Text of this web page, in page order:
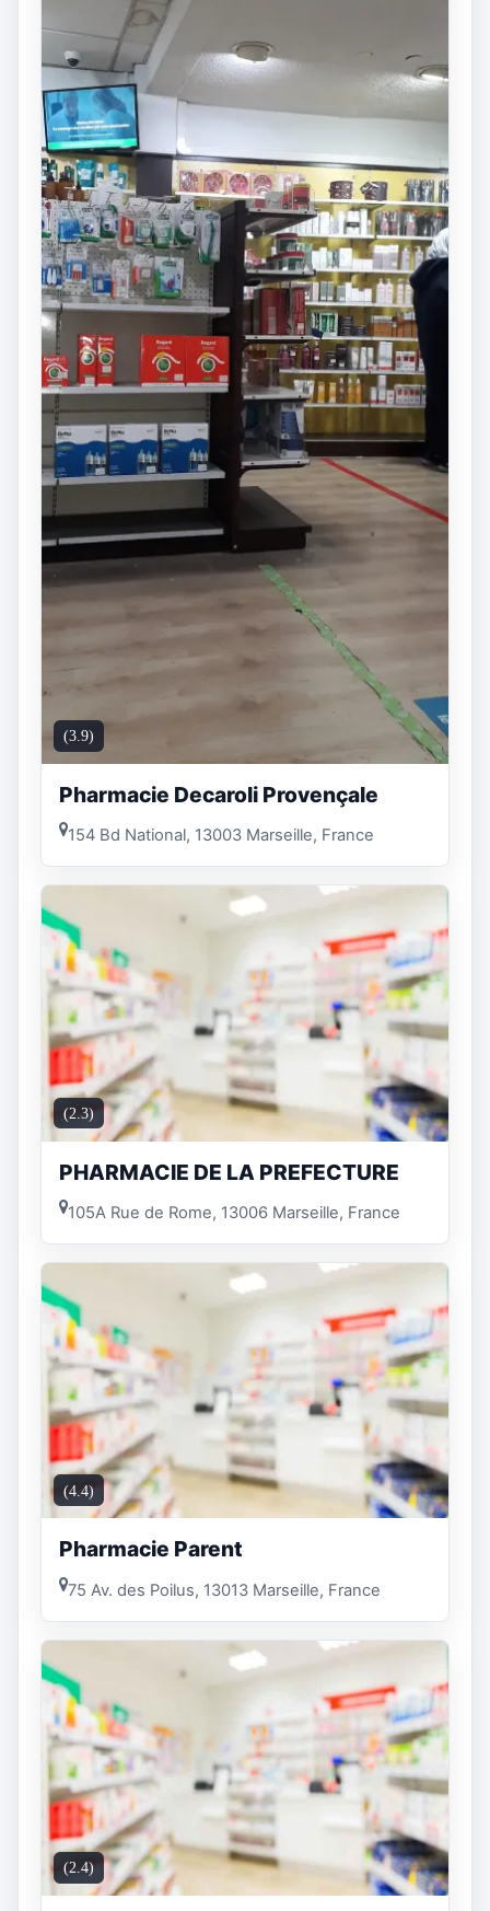
(3.9)
Pharmacie Decaroli Provençale
154 Bd National, 13003 Marseille, France
(2.3)
PHARMACIE DE LA PREFECTURE
105A Rue de Rome, 13006 Marseille, France
(4.4)
Pharmacie Parent
75 Av. des Poilus, 13013 Marseille, France
(2.4)